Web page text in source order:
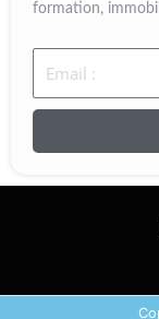
formation,
Email